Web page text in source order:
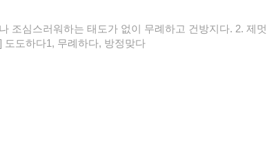
조심스러워하는 태도가 없이 무례하고 건방지다. 2. 제
도도하다1, 무례하다, 방정맞다